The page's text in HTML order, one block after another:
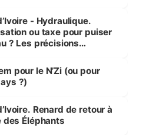
- Hydraulique.
ou taxe pour puiser
? Les précisions
pour le N’Zi (ou pour
?)
Renard de retour à
des Éléphants